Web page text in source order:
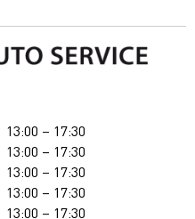
13:00 – 17:30
13:00 – 17:30
13:00 – 17:30
13:00 – 17:30
13:00 – 17:30